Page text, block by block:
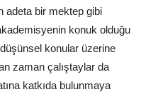
adeta bir mektep gibi
konuk olduğu
konular üzerine
zaman çalıştaylar da
katkıda bulunmaya